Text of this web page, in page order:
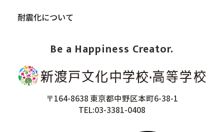
Be a Happiness Creator.
〒164-8638 東京都中野区本町6-38-1
TEL:03-3381-0408
耐震化について